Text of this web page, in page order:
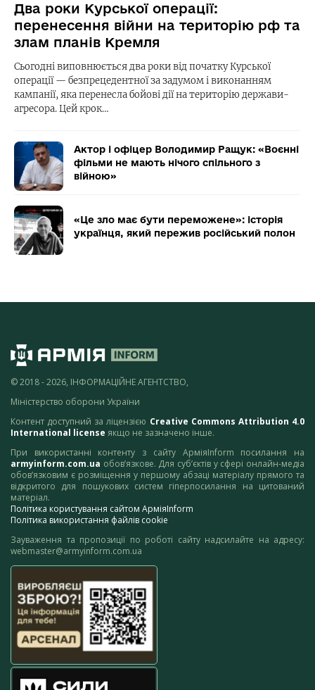
Два роки Курської операції:
перенесення війни на територію рф та
злам планів Кремля
Сьогодні виповнюється два роки від початку Курської
операції — безпрецедентної за задумом і виконанням
кампанії, яка перенесла бойові дії на територію держави-
агресора. Цей крок…
Актор і офіцер Володимир Ращук: «Воєнні
фільми не мають нічого спільного з
війною»
«Це зло має бути переможене»: історія
українця, який пережив російський полон
© 2018 - 2026, ІНФОРМАЦІЙНЕ АГЕНТСТВО,
Міністерство оборони України
Контент доступний за ліцензією Creative Commons Attribution 4.0
International license якщо не зазначено інше.
При використанні контенту з сайту АрміяInform посилання на
armyinform.com.ua обов’язкове. Для суб’єктів у сфері онлайн-медіа
обов’язковим є розміщення у першому абзаці матеріалу прямого та
відкритого для пошукових систем гіперпосилання на цитований
матеріал.
Політика користування сайтом АрміяInform
Політика використання файлів cookie
Зауваження та пропозиції по роботі сайту надсилайте на адресу:
webmaster@armyinform.com.ua